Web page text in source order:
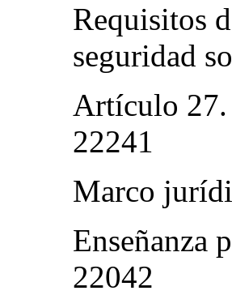
Requisitos
seguridad
Artículo 27.
22241
Marco
Enseñanza
22042